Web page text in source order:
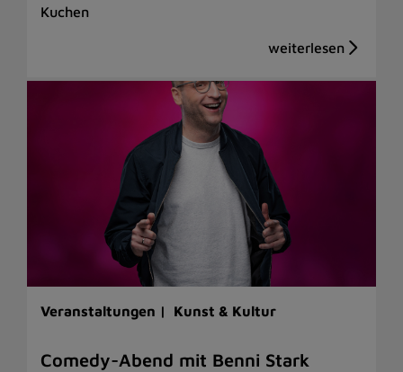
Kuchen
Veranstaltungen | Kunst & Kultur
Comedy-Abend mit Benni Stark